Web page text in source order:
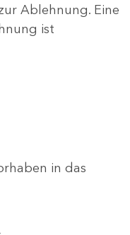
Ablehnung. Eine
ist
in das